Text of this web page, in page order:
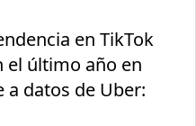
en TikTok
el último año en
a datos de Uber: